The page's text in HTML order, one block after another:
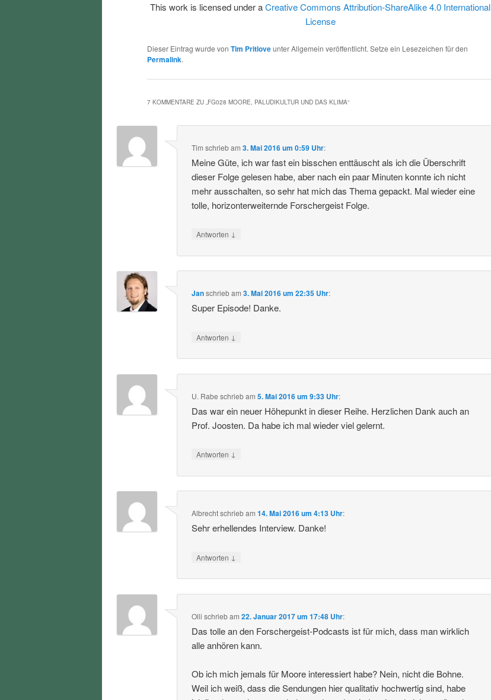
This work is licensed under aCreative Commons Attribution-ShareAlike 4.0 International
License
Dieser Eintrag wurde von Tim Pritloveunter Allgemein veröffentlicht. Setze ein Lesezeichen für den
Permalink.
7 KOMMENTARE ZU „ FG028 MOORE, PALUDIKULTUR UND DAS KLIMA“
Tim schriebam3. Mai 2016 um 0:59 Uhr:
Meine Güte, ich war fast ein bisschen enttäuscht als ich die Überschrift
dieser Folge gelesen habe, aber nach ein paar Minuten konnte ich nicht
mehr ausschalten, so sehr hat mich das Thema gepackt. Mal wieder eine
tolle, horizonterweiternde Forschergeist Folge.
Antworten ↓
Janschriebam3. Mai 2016 um 22:35 Uhr:
Super Episode! Danke.
Antworten ↓
U. Rabe schriebam5. Mai 2016 um 9:33 Uhr:
Das war ein neuer Höhepunkt in dieser Reihe. Herzlichen Dank auch an
Prof. Joosten. Da habe ich mal wieder viel gelernt.
Antworten ↓
Albrechtschriebam14. Mai 2016 um 4:13 Uhr:
Sehr erhellendes Interview. Danke!
Antworten ↓
Olli schriebam22. Januar 2017 um 17:48 Uhr:
Das tolle an den Forschergeist-Podcasts ist für mich, dass man wirklich
alle anhören kann.
Ob ich mich jemals für Moore interessiert habe? Nein, nicht die Bohne.
Weil ich weiß, dass die Sendungen hier qualitativ hochwertig sind, habe